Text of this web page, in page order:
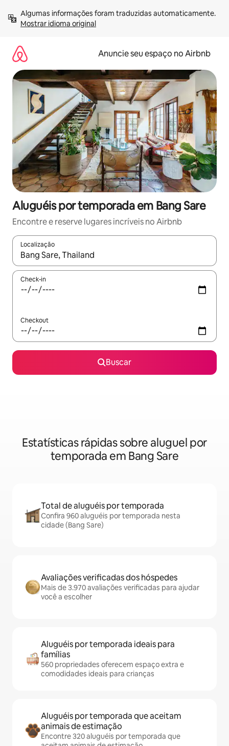
para
Mostrar idioma original
Anuncie seu espaço no Airbnb
Aluguéis por temporada em Bang Sare
Encontre e reserve lugares incríveis no Airbnb
Localização
Quando os resultados estiverem disponíveis, explore-os
Check-in
Checkout
Buscar
Estatísticas rápidas sobre aluguel por
temporada em Bang Sare
Total de aluguéis por temporada
Confira 960 aluguéis por temporada nesta
cidade (Bang Sare)
Avaliações verificadas dos hóspedes
Mais de 3.970 avaliações verificadas para ajudar
você a escolher
Aluguéis por temporada ideais para
famílias
560 propriedades oferecem espaço extra e
comodidades ideais para crianças
Aluguéis por temporada que aceitam
animais de estimação
Encontre 320 aluguéis por temporada que